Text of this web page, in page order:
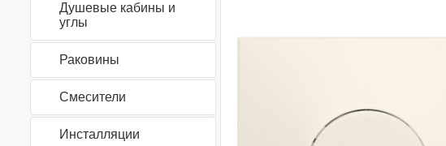
Душевые кабины и
углы
Раковины
Смесители
Инсталляции